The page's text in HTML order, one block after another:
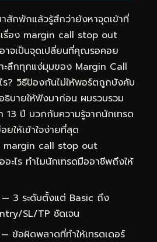
สักพักแล้วรู้สึกว่ายังหาจุดเข้าที่
รื่อง margin call stop out
จเป็นจุดเปลี่ยนที่คุณรอคอย
ะลึกทุกแง่มุมของ Margin Call
ร? วิธีป้องกันไม่ให้พอร์ตถูกบังคับ
ธิบายให้ฟังมาก่อน ผมรวบรวม
13 ปี บวกกับความรู้จากนักเทรด
ยให้เข้าใจง่ายที่สุด
call stop out
ไร ทำไมนักเทรดมืออาชีพถึงให้
— 3 ระดับตั้งแต่ Basic ถึง
SL/TP ชัดเจน
— ข้อผิดพลาดที่ทำให้เทรดเดอร์